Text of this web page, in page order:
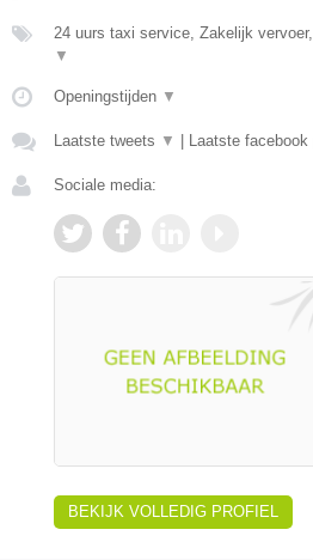
24 uurs taxi service, Zakelijk
▼
Openingstijden ▼
Laatste tweets ▼ Laatste facebook
Sociale media:
BEKIJK VOLLEDIG PROFIEL